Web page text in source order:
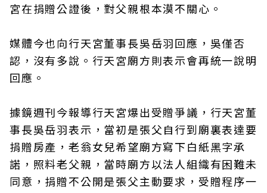
宮在捐贈公證後，對父親根本漠不關心。
媒體今也向行天宮董事長吳岳羽回應，吳僅否
認，沒有多說。行天宮廟方則表示會再統一說明
回應。
據鏡週刊今報導行天宮爆出受贈爭議，行天宮董
事長吳岳羽表示，當初是張父自行到廟裏表達要
捐贈房產，老翁女兒希望廟方寫下白紙黑字承
諾，照料老父親，當時廟方以法人組織有困難未
同意，捐贈不公開是張父主動要求，受贈程序一